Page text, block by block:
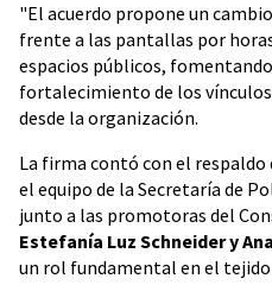
"El acuerdo propone un
frente a las pantallas por
espacios públicos,
fortalecimiento de los
desde la organización.
La firma contó con el
el equipo de la Secretaría de
junto a las promotoras del
Estefanía Luz Schneider y
un rol fundamental en el